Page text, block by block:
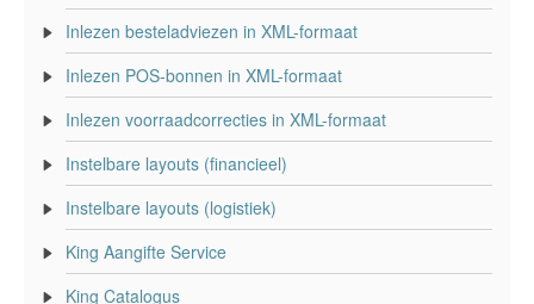
Inlezen besteladviezen in XML-formaat
Inlezen POS-bonnen in XML-formaat
Inlezen voorraadcorrecties in XML-formaat
Instelbare layouts (financieel)
Instelbare layouts (logistiek)
King Aangifte Service
King Catalogus